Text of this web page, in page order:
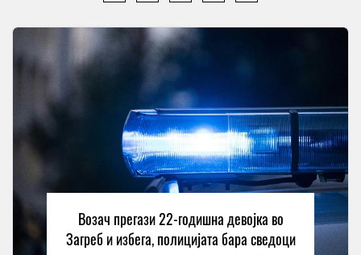
Возач прегази 22-годишна девојка во
Загреб и избега, полицијата бара сведоци